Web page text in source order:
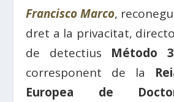
Francisco Marco,
dret a la privacitat,
de detectius Método 3
corresponent de la
Europea de